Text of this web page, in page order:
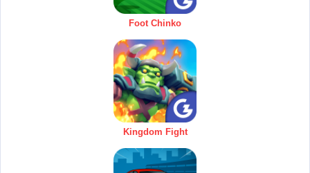
Foot Chinko
Kingdom Fight